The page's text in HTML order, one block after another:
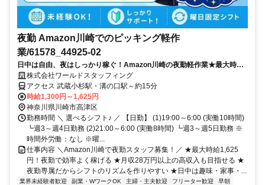
夜勤 Amazon川崎でのピッキング軽作
業/61578_44925-02
日中は自由、夜はしっかり稼ぐ！Amazon川崎の夜勤軽作業★最大時給
1,625円！
株式会社ワールドスタッフィング
アクセス 武蔵小杉駅・溝の口駅～約15分
時給1,300円～1,625円
神奈川県川崎市高津区
勤務時間 ＼ 選べるシフト♪ ／ 【日勤】 (1)19:00～6:00 (実働10時間)
┗週3～週4日勤務 (2)21:00～6:00 (実働8時間) ┗週3～週5日勤務 ※
時間外労働：なし ※曜...
仕事内容 ＼Amazon川崎で夜勤スタッフ募集！／ ★最大時給1,625
円！夜勤で効率よく稼げる ★月収28万円以上の高収入も目指せる ★
夜勤専属だからシフトのリズムを作りやすい ★日中は趣味・家事・...
業界未経験者歓迎 副業・WワークOK 主婦・主夫歓迎 フリーター歓迎
早朝